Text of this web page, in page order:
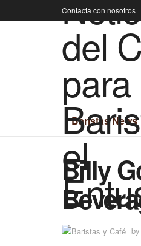
Contacta con nosotros
Baristas News
Billy
by